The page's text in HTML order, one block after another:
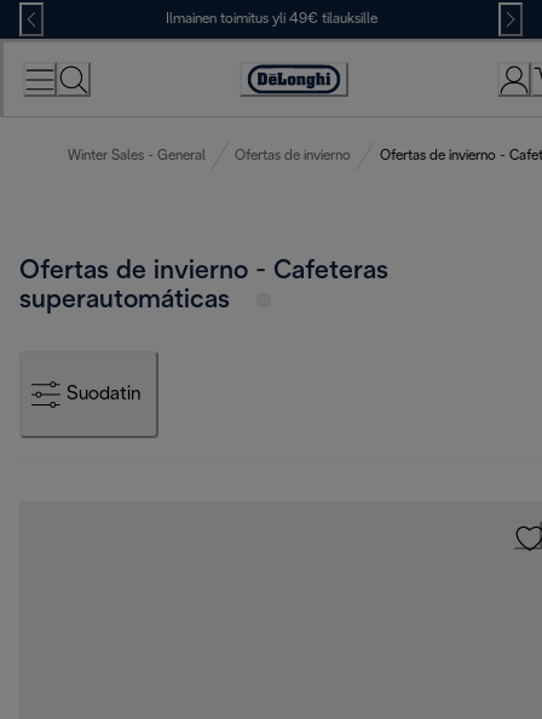
Skip
to
Content
Ilmainen toimitus yli 49€ tilauksille
Accessibility
Winter Sales - General Ofertas de invierno Ofertas de invierno -
Ofertas de invierno - Cafeteras
superautomáticas
Suodatin